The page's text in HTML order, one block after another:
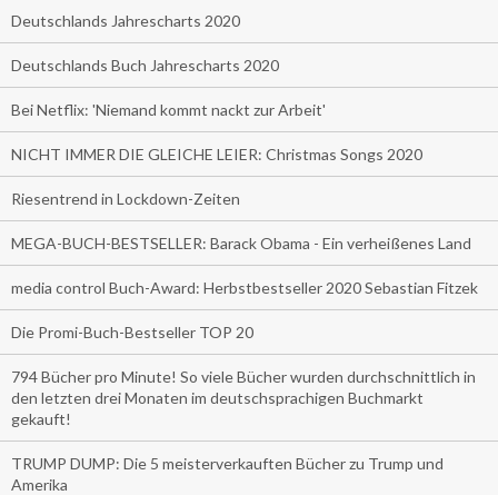
Deutschlands Jahrescharts 2020
Deutschlands Buch Jahrescharts 2020
Bei Netflix: 'Niemand kommt nackt zur Arbeit'
NICHT IMMER DIE GLEICHE LEIER: Christmas Songs 2020
Riesentrend in Lockdown-Zeiten
MEGA-BUCH-BESTSELLER: Barack Obama - Ein verheißenes Land
media control Buch-Award: Herbstbestseller 2020 Sebastian Fitzek
Die Promi-Buch-Bestseller TOP 20
794 Bücher pro Minute! So viele Bücher wurden durchschnittlich in
den letzten drei Monaten im deutschsprachigen Buchmarkt
gekauft!
TRUMP DUMP: Die 5 meisterverkauften Bücher zu Trump und
Amerika